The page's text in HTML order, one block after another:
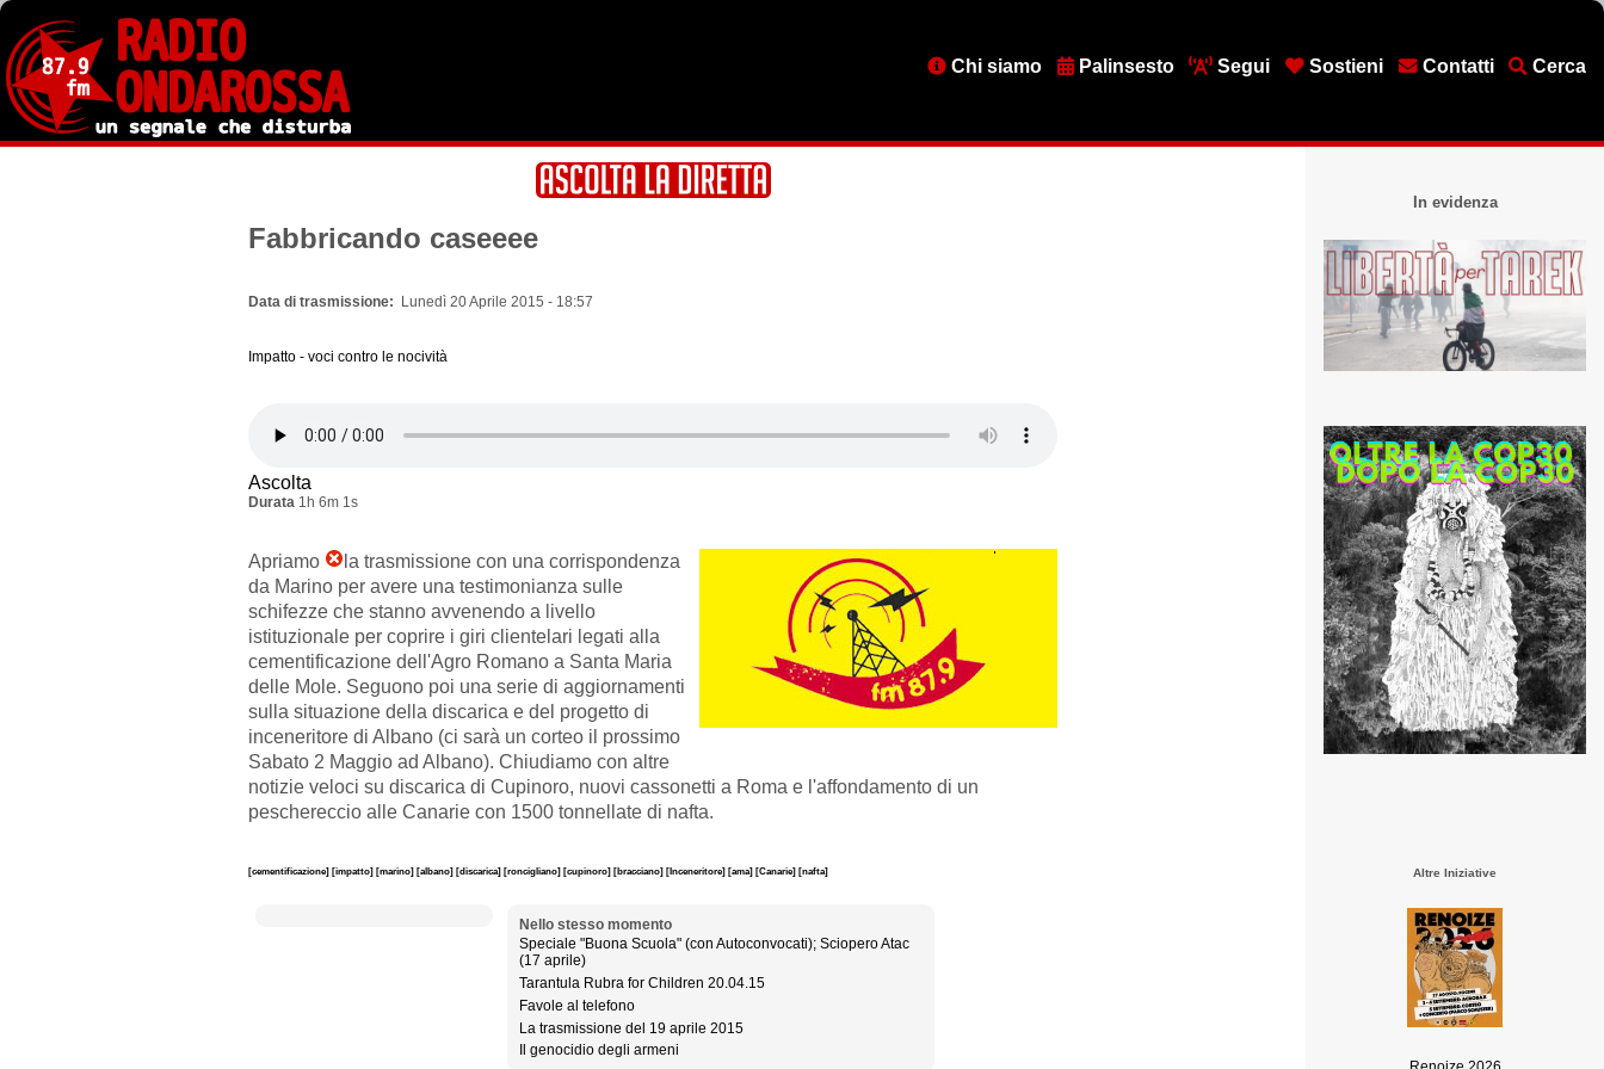
Salta
contenuto
principale
MenuChi siamo Palinsesto Segui Sostieni Contatti Cerca
Fabbricando caseeee
Data di trasmissione Lunedì 20 Aprile 2015 - 18:57
Impatto - voci contro le nocività
Ascolta
Durata 1h 6m 1s
Apriamo
la trasmissione con una corrispondenza
da Marino per avere una testimonianza sulle
schifezze che stanno avvenendo a livello
istituzionale per coprire i giri clientelari legati alla
cementificazione dell'Agro Romano a Santa Maria
delle Mole. Seguono poi una serie di aggiornamenti
sulla situazione della discarica e del progetto di
inceneritore di Albano (ci sarà un corteo il prossimo
Sabato 2 Maggio ad Albano). Chiudiamo con altre
notizie veloci su discarica di Cupinoro, nuovi cassonetti a Roma e l'affondamento di un
peschereccio alle Canarie con 1500 tonnellate di nafta.
[cementificazione] [impatto] [marino] [albano] [discarica] [roncigliano] [cupinoro] [bracciano] [Inceneritore] [ama] [Canarie] [nafta]
Nello stesso momento
Speciale "Buona Scuola" (con Autoconvocati); Sciopero Atac
(17 aprile)
Tarantula Rubra for Children 20.04.15
Favole al telefono
La trasmissione del 19 aprile 2015
Il genocidio degli armeni
In evidenza
Altre Iniziative